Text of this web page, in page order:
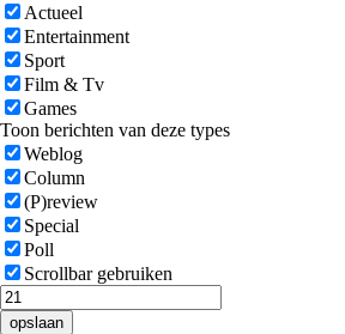
Actueel
Entertainment
Sport
Film & Tv
Games
Toon berichten van deze types
Weblog
Column
(P)review
Special
Poll
Scrollbar gebruiken
opslaan